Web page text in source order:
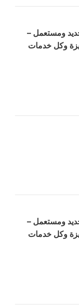
جديد ومستعمل –
وكل خدمات
جديد ومستعمل –
وكل خدمات